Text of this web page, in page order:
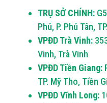
TRỤ SỞ CHÍNH:
Phú, P. Phú Tân,
VPĐD Trà Vinh:
Vinh, Trà Vinh
VPĐD Tiền Giang:
TP. Mỹ Tho, Tiền
VPĐD Vĩnh Long: